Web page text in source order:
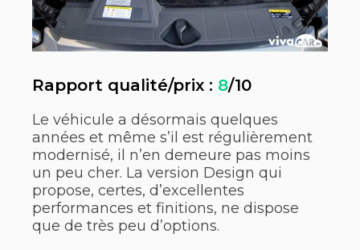
Rapport qualité/prix : 8/10
Le véhicule a désormais quelques
années et même s’il est régulièrement
modernisé, il n’en demeure pas moins
un peu cher. La version Design qui
propose, certes, d’excellentes
performances et finitions, ne dispose
que de très peu d’options.